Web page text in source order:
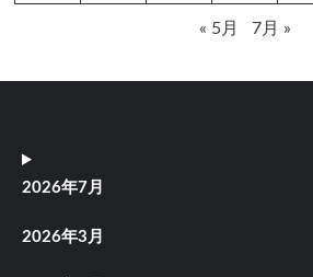
« 5月 7月 »
2026年7月
2026年3月